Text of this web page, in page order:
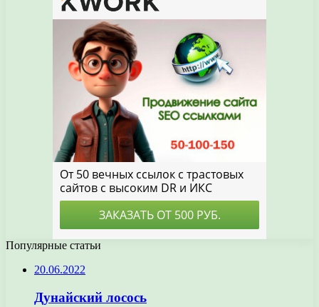
Популярные статьи
20.06.2022
Дунайский лосось